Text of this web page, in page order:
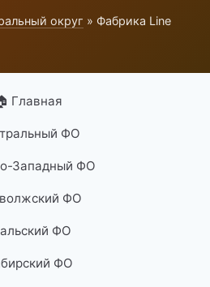
округ » Фабрика Line
Главная
ФО
Западный ФО
ФО
ФО
ФО